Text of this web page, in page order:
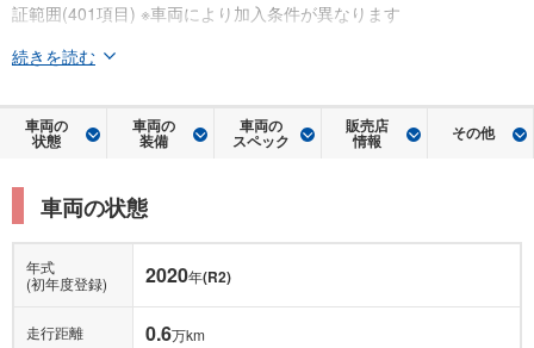
証範囲(401項目) ※車両により加入条件が異なります
続きを読む
車両の
状態
車両の
装備
車両の
スペック
販売店
情報 その他
車両の状態
年式
(初年度登録)
2020年(R2)
走行距離 0.6万km